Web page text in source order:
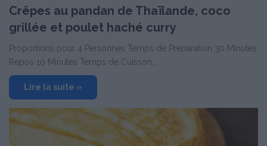
Crêpes au pandan de Thaïlande, coco
grillée et poulet haché curry
Proportions pour 4 Personnes Temps de Préparation 30 Minutes
Repos 10 Minutes Temps de Cuisson…
Lire la suite »